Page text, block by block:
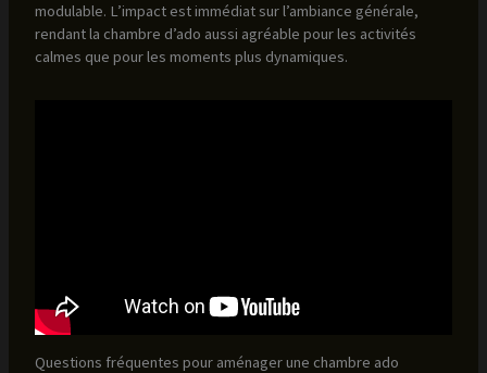
modulable. L’impact est immédiat sur l’ambiance générale,
rendant la chambre d’ado aussi agréable pour les activités
calmes que pour les moments plus dynamiques.
Questions fréquentes pour aménager une chambre ado